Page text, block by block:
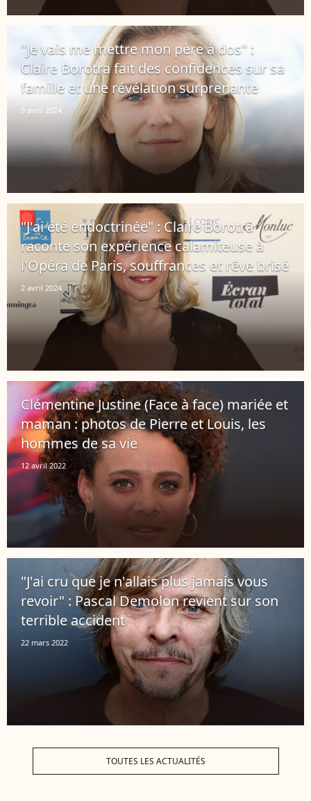
"Je vais me mettre mon père à dos" :
Claire Borotra fait des confidences sur sa
famille et une révélation surprenante
9 avril 2024
"J'ai été endoctrinée" : Claire Borotra
raconte son expérience calamiteuse à
l'Opéra de Paris, souffrances et rêve brisé
2 avril 2024
Clémentine Justine (Face à face) mariée et
maman : photos de Pierre et Louis, les
hommes de sa vie
12 avril 2022
"J'ai cru que je n'allais plus jamais vous
revoir" : Pascal Demolon revient sur son
terrible accident
22 mars 2022
TOUTES LES ACTUALITÉS